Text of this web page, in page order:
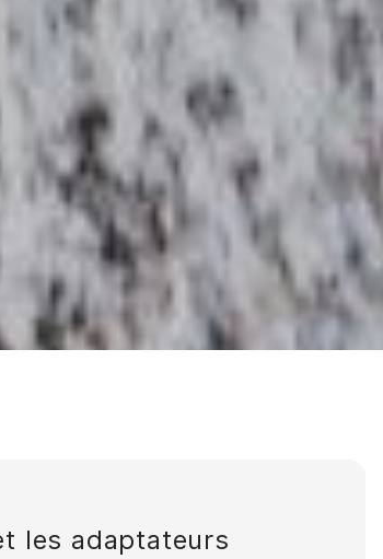
les adaptateurs